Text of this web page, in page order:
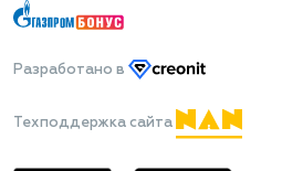
Разработано в
Техподдержка сайта